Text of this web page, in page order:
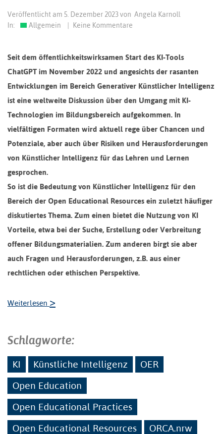
Veröffentlicht am 5. Dezember 2023von Angela Karnoll
In:
Allgemein Keine Kommentare
Seit dem öffentlichkeitswirksamen Start des KI-Tools
ChatGPT im November 2022 und angesichts der rasanten
Entwicklungen im Bereich Generativer Künstlicher Intelligenz
ist eine weltweite Diskussion über den Umgang mit KI-
Technologien im Bildungsbereich aufgekommen. In
vielfältigen Formaten wird aktuell rege über Chancen und
Potenziale, aber auch über Risiken und Herausforderungen
von Künstlicher Intelligenz für das Lehren und Lernen
gesprochen.
So ist die Bedeutung von Künstlicher Intelligenz für den
Bereich der Open Educational Resources ein zuletzt häufiger
diskutiertes Thema. Zum einen bietet die Nutzung von KI
Vorteile, etwa bei der Suche, Erstellung oder Verbreitung
offener Bildungsmaterialien. Zum anderen birgt sie aber
auch Fragen und Herausforderungen, z.B. aus einer
rechtlichen oder ethischen Perspektive.
Weiterlesen >
Schlagworte:
KI Künstliche Intelligenz
OER
Open Education
Open Educational Practices
Open Educational Resources
ORCA.nrw